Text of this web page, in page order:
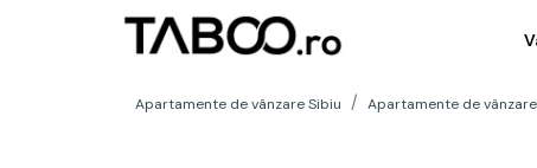
Apartamente de vânzare Sibiu Apartamente de